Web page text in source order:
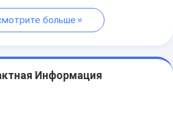
больше
Информация